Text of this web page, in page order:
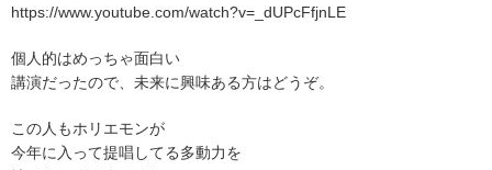
https://www.youtube.com/watch?v=_dUPcFfjnLE
個人的はめっちゃ面白い
講演だったので、未来に興味ある方はどうぞ。
この人もホリエモンが
今年に入って提唱してる多動力を